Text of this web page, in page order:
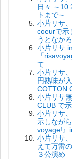
日々 ～
トまで～
小片リサ
coeurで示
うとなか
小片リサ
「
て
小片リサ
円熟味が
COTTON
小片リサ
CLUB で
小片リサ
示しなが
voyage!』
小片リサ
えて万雷
３公演め